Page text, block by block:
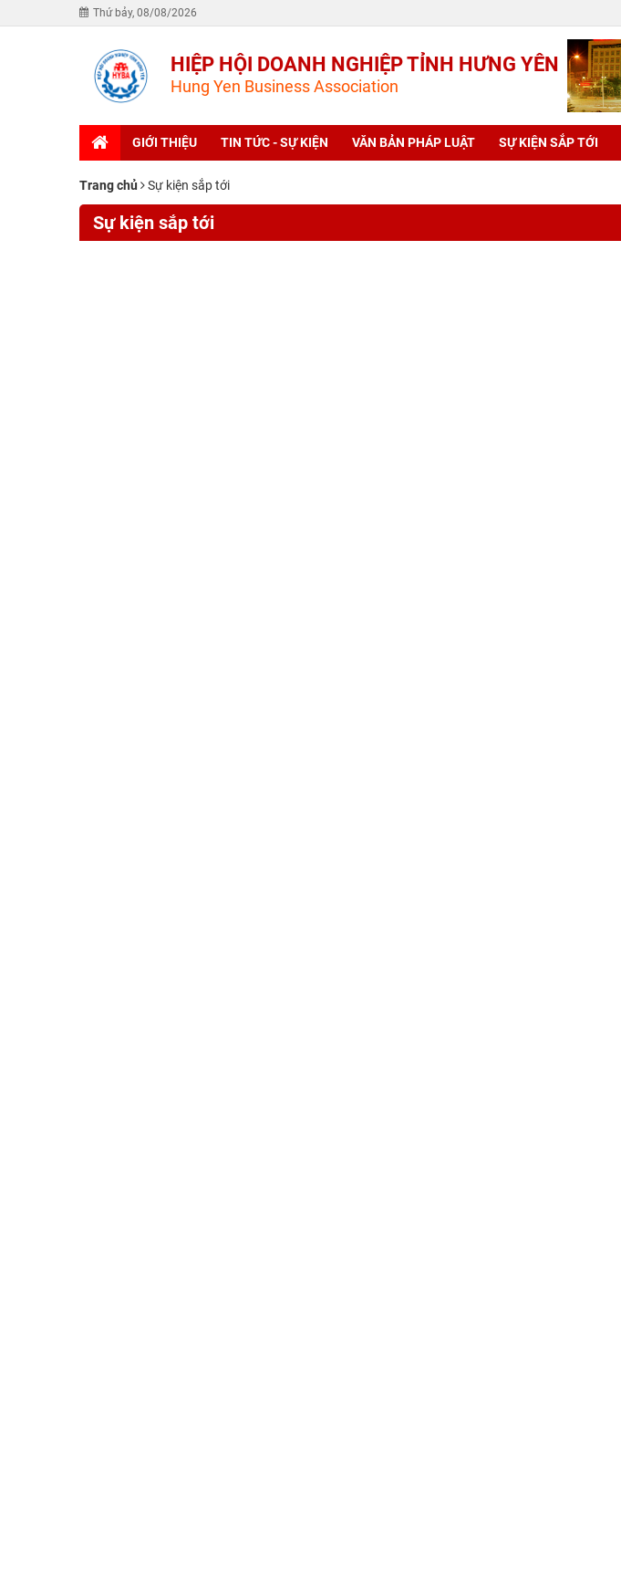
Thứ bảy, 08/08/2026
HIỆP HỘI DOANH NGHIỆP TỈNH HƯNG YÊN
Hung Yen Business Association
GIỚI THIỆU TIN TỨC - SỰ KIỆN VĂN BẢN PHÁP LUẬT SỰ KIỆN SẮP TỚI
Trang chủ Sự kiện sắp tới
Sự kiện sắp tới